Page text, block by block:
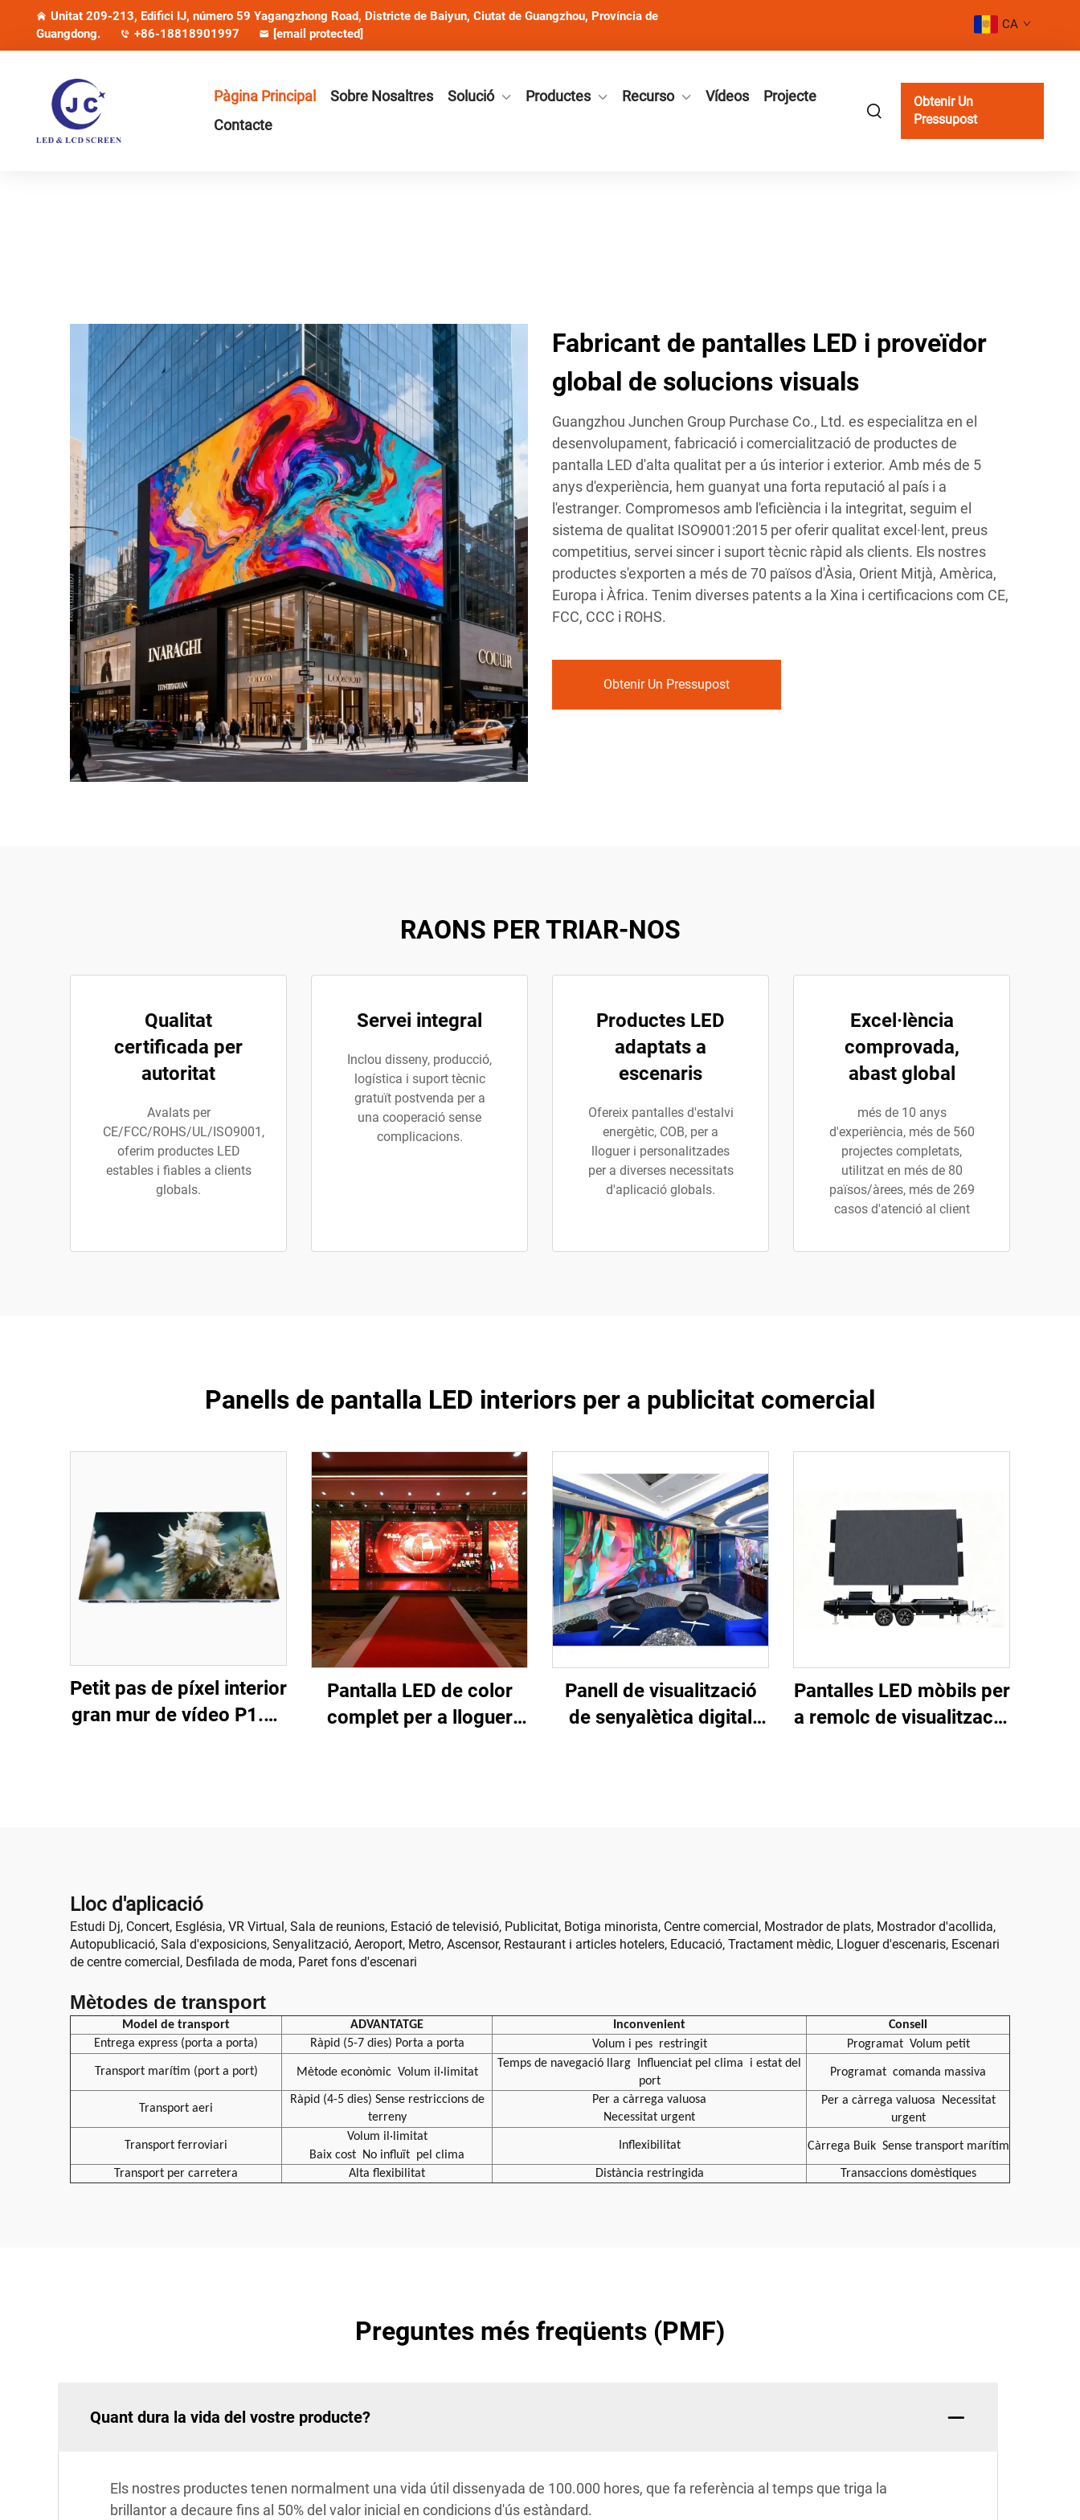
Unitat 209-213, Edifici IJ, número 59 Yagangzhong Road, Districte de Baiyun, Ciutat de Guangzhou, Província de
Guangdong.
+86-18818901997 [email protected]
CA
Pàgina Principal Sobre Nosaltres Solució Productes Recurso Vídeos
Projecte
Contacte
Obtenir Un
Pressupost
Fabricant de pantalles LED i proveïdor
global de solucions visuals
Guangzhou Junchen Group Purchase Co., Ltd. es especialitza en el
desenvolupament, fabricació i comercialització de productes de
pantalla LED d'alta qualitat per a ús interior i exterior. Amb més de 5
anys d'experiència, hem guanyat una forta reputació al país i a
l'estranger. Compromesos amb l'eficiència i la integritat, seguim el
sistema de qualitat ISO9001:2015 per oferir qualitat excel·lent, preus
competitius, servei sincer i suport tècnic ràpid als clients. Els nostres
productes s'exporten a més de 70 països d'Àsia, Orient Mitjà, Amèrica,
Europa i Àfrica. Tenim diverses patents a la Xina i certificacions com CE,
FCC, CCC i ROHS.
Obtenir Un Pressupost
RAONS PER TRIAR-NOS
Qualitat
certificada per
autoritat
Avalats per
CE/FCC/ROHS/UL/ISO9001,
oferim productes LED
estables i fiables a clients
globals.
Servei integral
Inclou disseny, producció,
logística i suport tècnic
gratuït postvenda per a
una cooperació sense
complicacions.
Productes LED
adaptats a
escenaris
Ofereix pantalles d'estalvi
energètic, COB, per a
lloguer i personalitzades
per a diverses necessitats
d'aplicació globals.
Excel·lència
comprovada,
abast global
més de 10 anys
d'experiència, més de 560
projectes completats,
utilitzat en més de 80
països/àrees, més de 269
casos d'atenció al client
Panells de pantalla LED interiors per a publicitat comercial
Petit pas de píxel interior
gran mur de vídeo P1.56
Pantalla LED de color
complet per a lloguer
Panell de visualització
de senyalètica digital
Pantalles LED mòbils per
a remolc de visualització
Lloc d'aplicació
Estudi Dj, Concert, Església, VR Virtual, Sala de reunions, Estació de televisió, Publicitat, Botiga minorista, Centre comercial, Mostrador de plats, Mostrador d'acollida,
Autopublicació, Sala d'exposicions, Senyalització, Aeroport, Metro, Ascensor, Restaurant i articles hotelers, Educació, Tractament mèdic, Lloguer d'escenaris, Escenari
de centre comercial, Desfilada de moda, Paret fons d'escenari
Mètodes de transport
Model de transport ADVANTATGE Inconvenient
Consell
Entrega express (porta a porta)
Ràpid (5-7 dies) Porta a porta Volum i pes restringit Programat Volum petit
Transport marítim (port a port) Mètode econòmic Volum il·limitat
Temps de navegació llarg Influenciat pel clima
i estat del
port
Programat comanda massiva
Transport aeri
Ràpid (4-5 dies) Sense restriccions de
terreny
Per a càrrega valuosa
Necessitat urgent
Per a càrrega valuosa
Necessitat
urgent
Transport ferroviari
Volum il·limitat
Baix cost
No influït pel clima
Inflexibilitat Càrrega Buik Sense transport marítim
Transport per carretera Alta flexibilitat Distància restringida Transaccions domèstiques
Preguntes més freqüents (PMF)
Quant dura la vida del vostre producte?
Els nostres productes tenen normalment una vida útil dissenyada de 100.000 hores, que fa referència al temps que triga la
brillantor a decaure fins al 50% del valor inicial en condicions d'ús estàndard.